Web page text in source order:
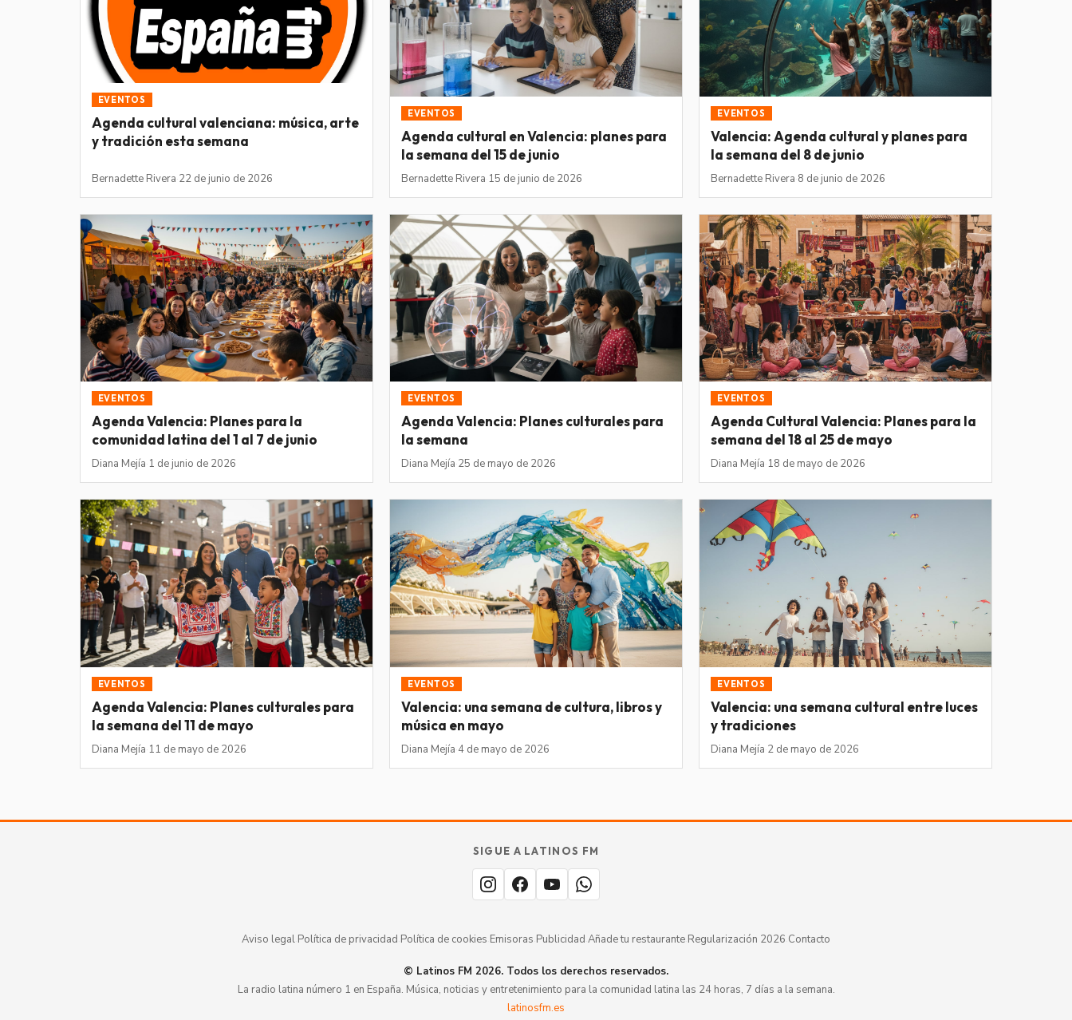
EVENTOS
Agenda cultural valenciana: música, arte
y tradición esta semana
Bernadette Rivera·22 de junio de 2026
EVENTOS
Agenda cultural en Valencia: planes para
la semana del 15 de junio
Bernadette Rivera·15 de junio de 2026
EVENTOS
Valencia: Agenda cultural y planes para
la semana del 8 de junio
Bernadette Rivera·8 de junio de 2026
EVENTOS
Agenda Valencia: Planes para la
comunidad latina del 1 al 7 de junio
Diana Mejía·1 de junio de 2026
EVENTOS
Agenda Valencia: Planes culturales para
la semana
Diana Mejía·25 de mayo de 2026
EVENTOS
Agenda Cultural Valencia: Planes para la
semana del 18 al 25 de mayo
Diana Mejía·18 de mayo de 2026
EVENTOS
Agenda Valencia: Planes culturales para
la semana del 11 de mayo
Diana Mejía·11 de mayo de 2026
EVENTOS
Valencia: una semana de cultura, libros y
música en mayo
Diana Mejía·4 de mayo de 2026
EVENTOS
Valencia: una semana cultural entre luces
y tradiciones
Diana Mejía·2 de mayo de 2026
SIGUE A LATINOS FM
Aviso legal Política de privacidad Política de cookies Emisoras Publicidad Añade tu restaurante Regularización 2026 Contacto
© Latinos FM 2026. Todos los derechos reservados.
La radio latina número 1 en España. Música, noticias y entretenimiento para la comunidad latina las 24 horas, 7 días a la semana.
latinosfm.es